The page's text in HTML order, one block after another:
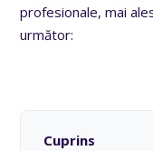
profesionale, mai
următor:
Cuprins